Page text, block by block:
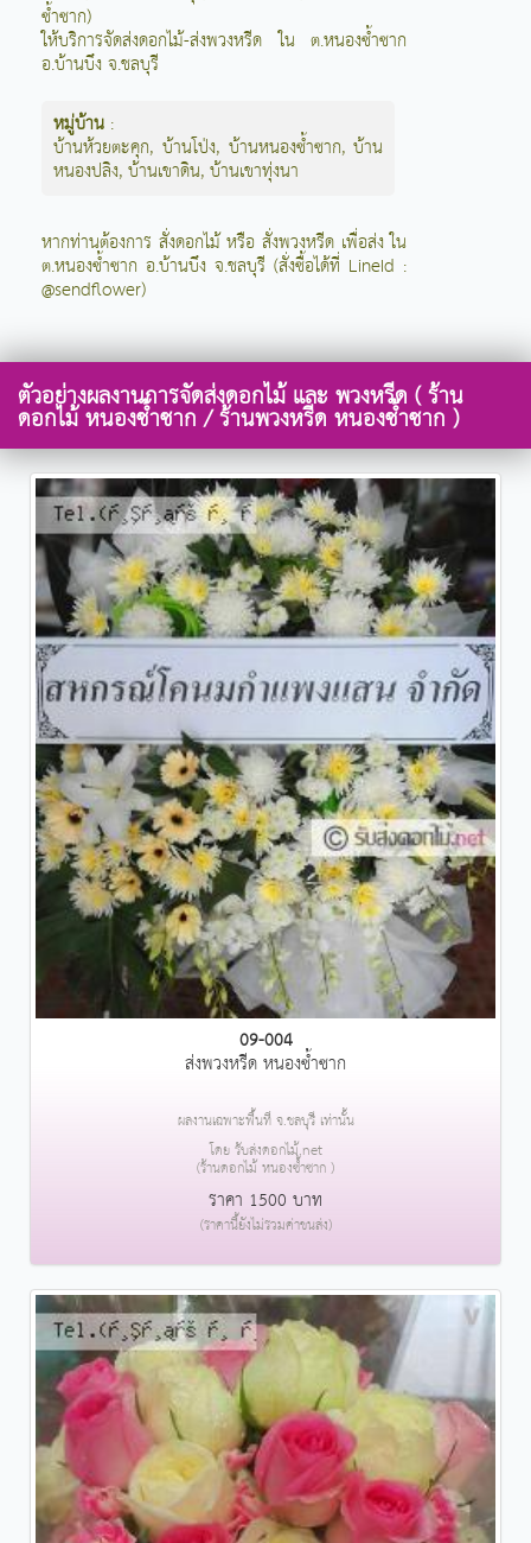
ซ้ำซาก)
ให้บริการจัดส่งดอกไม้-ส่งพวงหรีด ใน ต.หนองซ้ำซาก
อ.บ้านบึง จ.ชลบุรี
หมู่บ้าน :
บ้านห้วยตะคุก, บ้านโป่ง, บ้านหนองซ้ำซาก,บ้าน
หนองปลิง,บ้านเขาดิน,บ้านเขาทุ่งนา
หากท่านต้องการ สั่งดอกไม้ หรือ สั่งพวงหรีด เพื่อส่ง ใน
ต.หนองซ้ำซาก อ.บ้านบึง จ.ชลบุรี (สั่งซื้อได้ที่ LineId :
@sendflower)
ตัวอย่างผลงานการจัดส่งดอกไม้ และ พวงหรีด ( ร้าน
ดอกไม้ หนองซ้ำซาก / ร้านพวงหรีด หนองซ้ำซาก )
09-004
ส่งพวงหรีด หนองซ้ำซาก
ผลงานเฉพาะพื้นที่ จ.ชลบุรี เท่านั้น
โดย รับส่งดอกไม้.net
(ร้านดอกไม้ หนองซ้ำซาก )
ราคา 1500 บาท
(ราคานี้ยังไม่รวมค่าขนส่ง)